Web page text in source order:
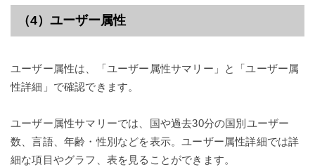
（4）ユーザー属性
ユーザー属性は、「ユーザー属性サマリー」と「ユーザー属
性詳細」で確認できます。
ユーザー属性サマリーでは、国や過去30分の国別ユーザー
数、言語、年齢・性別などを表示。ユーザー属性詳細では詳
細な項目やグラフ、表を見ることができます。